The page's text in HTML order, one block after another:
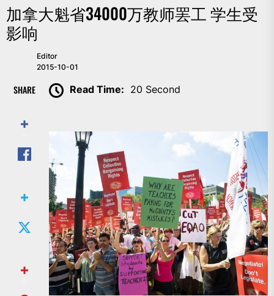
加拿大魁省34000万教师罢工 学生受
影响
Editor
2015-10-01
SHARE Read Time: 20 Second